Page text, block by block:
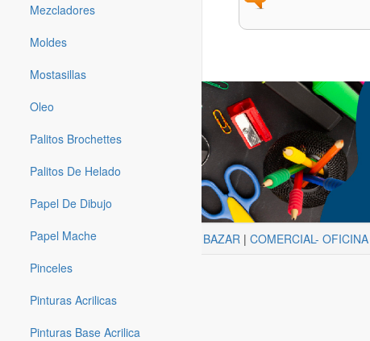
Mezcladores
Moldes
Mostasillas
Oleo
Palitos Brochettes
Palitos De Helado
Papel De Dibujo
Papel Mache
Pinceles
Pinturas Acrilicas
Pinturas Base Acrilica
BAZAR |COMERCIAL- OFICINA